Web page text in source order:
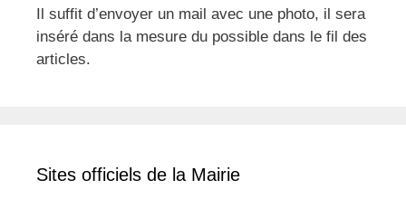
Il suffit d’envoyer un mail avec une photo, il sera
inséré dans la mesure du possible dans le fil des
articles.
Sites officiels de la Mairie